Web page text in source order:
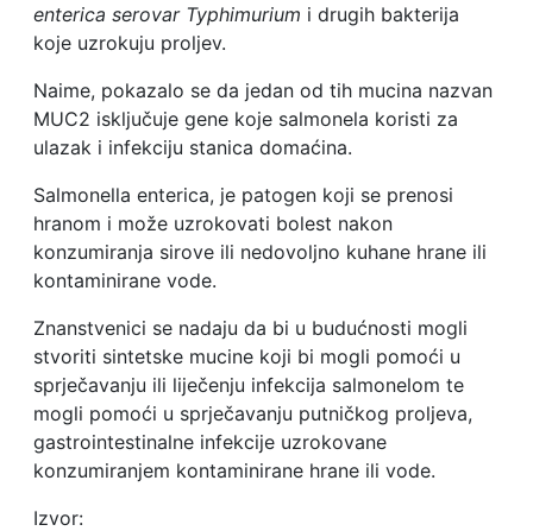
enterica serovar Typhimurium i drugih bakterija
koje uzrokuju proljev.
Naime, pokazalo se da jedan od tih mucina nazvan
MUC2 isključuje gene koje salmonela koristi za
ulazak i infekciju stanica domaćina.
Salmonella enterica, je patogen koji se prenosi
hranom i može uzrokovati bolest nakon
konzumiranja sirove ili nedovoljno kuhane hrane ili
kontaminirane vode.
Znanstvenici se nadaju da bi u budućnosti mogli
stvoriti sintetske mucine koji bi mogli pomoći u
sprječavanju ili liječenju infekcija salmonelom te
mogli pomoći u sprječavanju putničkog proljeva,
gastrointestinalne infekcije uzrokovane
konzumiranjem kontaminirane hrane ili vode.
Izvor: